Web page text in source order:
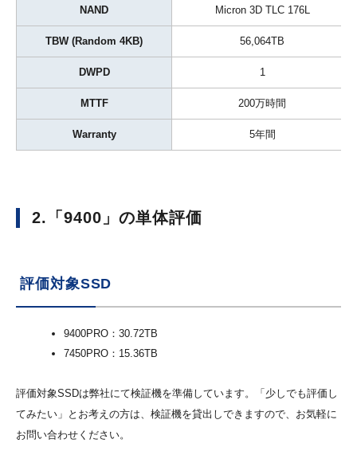
NAND Micron 3D TLC 176L
TBW (Random 4KB) 56,064TB
DWPD 1
MTTF 200万時間
Warranty 5年間
2.「9400」の単体評価
評価対象SSD
9400PRO：30.72TB
7450PRO：15.36TB
評価対象SSDは弊社にて検証機を準備しています。「少しでも評価し
てみたい」とお考えの方は、検証機を貸出しできますので、お気軽に
お問い合わせください。